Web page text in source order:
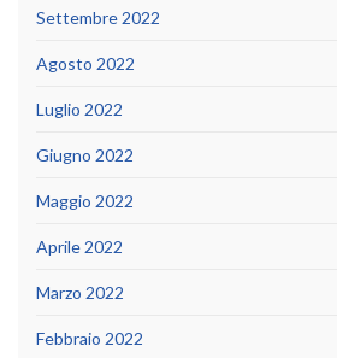
Settembre 2022
Agosto 2022
Luglio 2022
Giugno 2022
Maggio 2022
Aprile 2022
Marzo 2022
Febbraio 2022